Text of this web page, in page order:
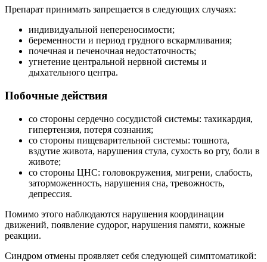
Препарат принимать запрещается в следующих случаях:
индивидуальной непереносимости;
беременности и период грудного вскармливания;
почечная и печеночная недостаточность;
угнетение центральной нервной системы и
дыхательного центра.
Побочные действия
со стороны сердечно сосудистой системы: тахикардия,
гипертензия, потеря сознания;
со стороны пищеварительной системы: тошнота,
вздутие живота, нарушения стула, сухость во рту, боли в
животе;
со стороны ЦНС: головокружения, мигрени, слабость,
заторможенность, нарушения сна, тревожность,
депрессия.
Помимо этого наблюдаются нарушения координации
движений, появление судорог, нарушения памяти, кожные
реакции.
Синдром отмены проявляет себя следующей симптоматикой: